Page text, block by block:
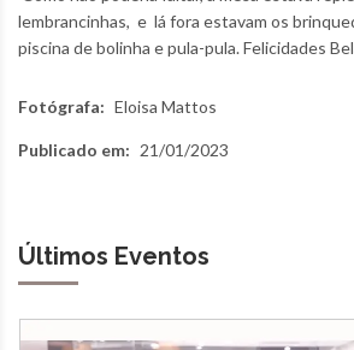
lembrancinhas, e lá fora estavam os
piscina de bolinha e pula-pula. Felicidades
Fotógrafa: Eloisa Mattos
Publicado em: 21/01/2023
Últimos Eventos